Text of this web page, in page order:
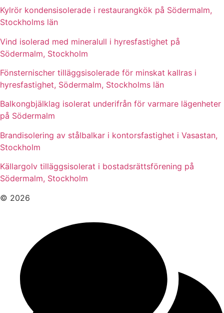
Kylrör kondensisolerade i restaurangkök på Södermalm,
Stockholms län
Vind isolerad med mineralull i hyresfastighet på
Södermalm, Stockholm
Fönsternischer tilläggsisolerade för minskat kallras i
hyresfastighet, Södermalm, Stockholms län
Balkongbjälklag isolerat underifrån för varmare lägenheter
på Södermalm
Brandisolering av stålbalkar i kontorsfastighet i Vasastan,
Stockholm
Källargolv tilläggsisolerat i bostadsrättsförening på
Södermalm, Stockholm
© 2026